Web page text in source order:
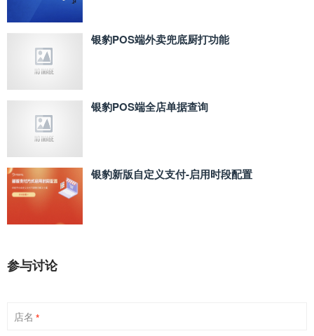
银豹POS端外卖兜底厨打功能
银豹POS端全店单据查询
银豹新版自定义支付‑启用时段配置
参与讨论
店名 *